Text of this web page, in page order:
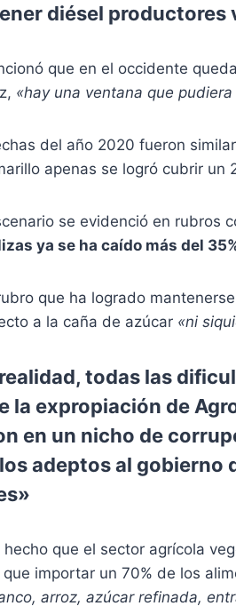
diésel productores
que en el occidente
«hay una ventana que
del año 2020 fueron
apenas se logró cubrir un
se evidenció en rubros
ya se ha caído más del
que ha logrado
a la caña de azúcar «ni
todas las
la expropiación de
en un nicho de
adeptos al gobierno
hecho que el sector agrícola
importar un 70% de los
arroz, azúcar refinada,